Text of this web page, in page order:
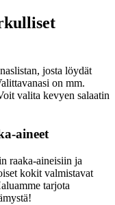
josta löydät
on mm.
valita kevyen salaatin
aineet
raaka-aineisiin ja
kokit valmistavat
tarjota